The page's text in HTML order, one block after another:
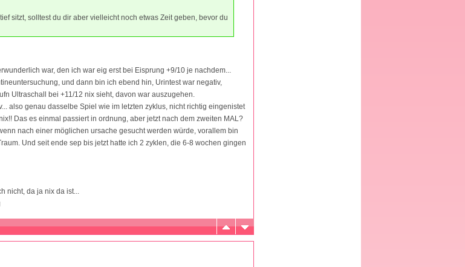
sitzt, solltest du dir aber vielleicht noch etwas Zeit geben, bevor du
war, den ich war eig erst bei Eisprung +9/10 je nachdem...
und dann bin ich ebend hin, Urintest war negativ,
Ultraschall bei +11/12 nix sieht, davon war auszugehen.
also genau dasselbe Spiel wie im letzten zyklus, nicht richtig eingenistet
Das es einmal passiert in ordnung, aber jetzt nach dem zweiten MAL?
nach einer möglichen ursache gesucht werden würde, vorallem bin
Und seit ende sep bis jetzt hatte ich 2 zyklen, die 6-8 wochen gingen
nicht, da ja nix da ist...